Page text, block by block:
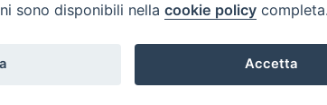
sono disponibili nella cookie policy completa.
Accetta